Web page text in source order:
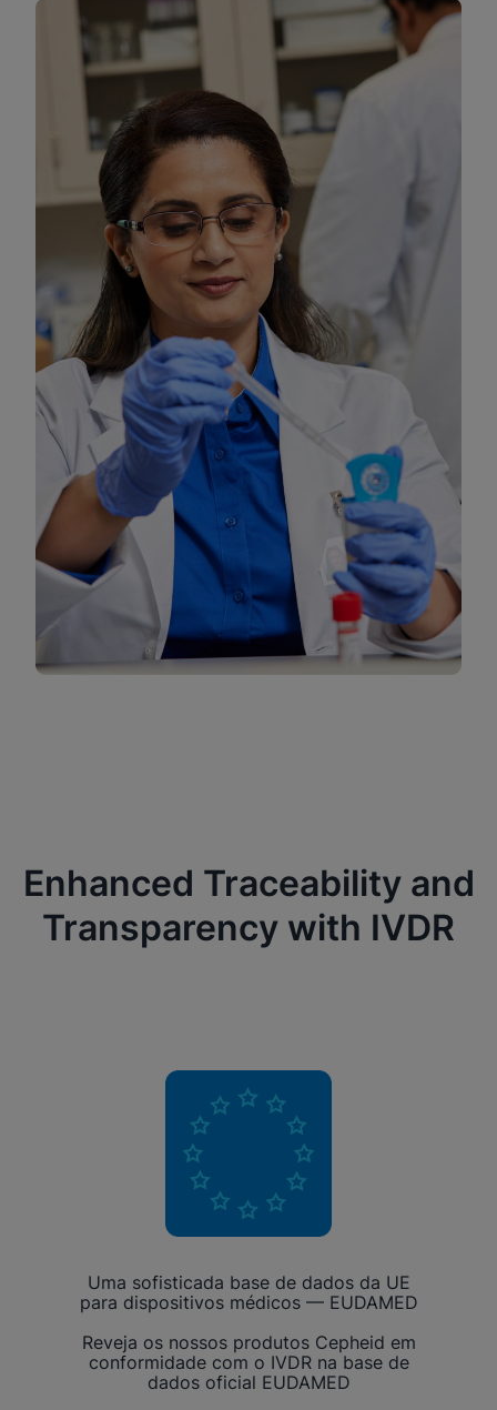
Enhanced Traceability and
Transparency with IVDR
Uma sofisticada base de dados da UE
para dispositivos médicos — EUDAMED
Reveja os nossos produtos Cepheid em
conformidade com o IVDR na base de
dados oficial EUDAMED